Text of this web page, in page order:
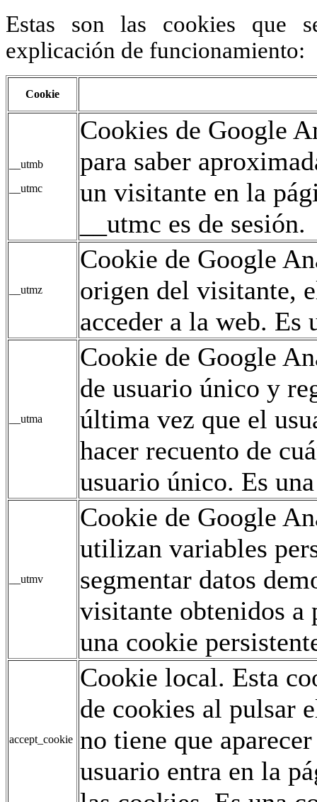
Estas son las cookies que
explicación de funcionamiento:
Cookie
__utmb
__utmc
Cookies de Google
para saber
un visitante en la
__utmc es de sesión.
__utmz
Cookie de Google
origen del visitante,
acceder a la web. Es
__utma
Cookie de Google
de usuario único y
última vez que el
hacer recuento de
usuario único. Es
__utmv
Cookie de Google
utilizan variables
segmentar datos
visitante obtenidos a
una cookie
accept_cookie
Cookie local. Esta
de cookies al pulsar
no tiene que
usuario entra en la